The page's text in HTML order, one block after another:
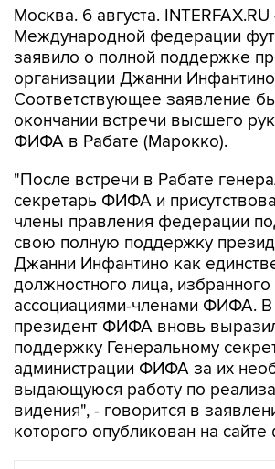
Москва. 6 августа.
Международной федерации
заявило о полной поддержке
организации Джанни
Соответствующее заявление
окончании встречи высшего
ФИФА в Рабате (Марокко).
"После встречи в Рабате
секретарь ФИФА и
члены правления федерации
свою полную поддержку
Джанни Инфантино как
должностного лица, избранного
ассоциациями-членами ФИФА.
президент ФИФА вновь
поддержку Генеральному
администрации ФИФА за их
выдающуюся работу по
видения", - говорится в
которого опубликован на